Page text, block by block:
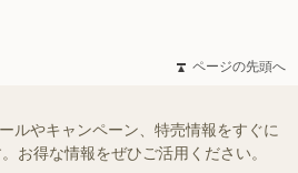
ページの先頭へ
ルやキャンペーン、特売情報をすぐに
お得な情報をぜひご活用ください。